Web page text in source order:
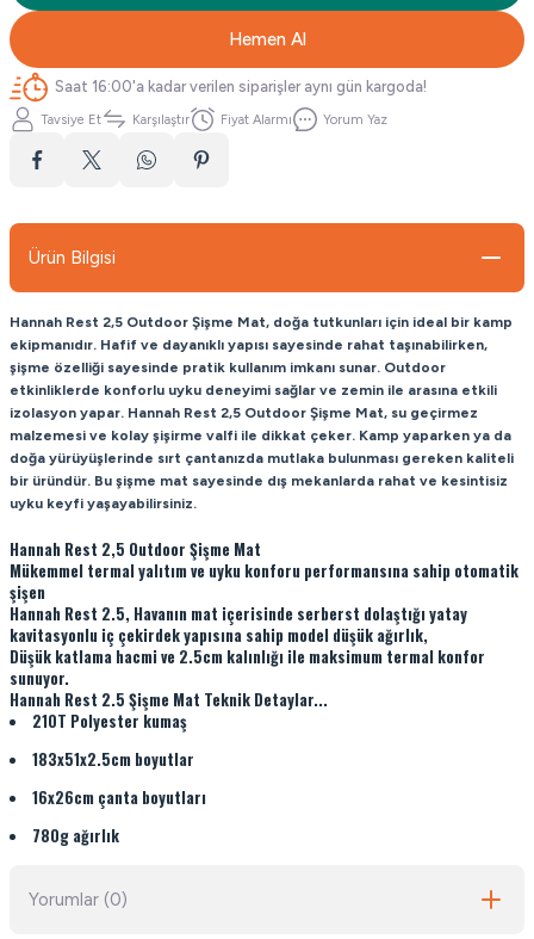
Hemen Al
Saat 16:00'a kadar verilen siparişler aynı gün kargoda!
Tavsiye Et Karşılaştır Fiyat Alarmı Yorum Yaz
Ürün Bilgisi
Hannah Rest 2,5 Outdoor Şişme Mat, doğa tutkunları için ideal bir kamp
ekipmanıdır. Hafif ve dayanıklı yapısı sayesinde rahat taşınabilirken,
şişme özelliği sayesinde pratik kullanım imkanı sunar. Outdoor
etkinliklerde konforlu uyku deneyimi sağlar ve zemin ile arasına etkili
izolasyon yapar. Hannah Rest 2,5 Outdoor Şişme Mat, su geçirmez
malzemesi ve kolay şişirme valfi ile dikkat çeker. Kamp yaparken ya da
doğa yürüyüşlerinde sırt çantanızda mutlaka bulunması gereken kaliteli
bir üründür. Bu şişme mat sayesinde dış mekanlarda rahat ve kesintisiz
uyku keyfi yaşayabilirsiniz.
Hannah Rest 2,5 Outdoor Şişme Mat
Mükemmel termal yalıtım ve uyku konforu performansına sahip otomatik
şişen
Hannah Rest 2.5, Havanın mat içerisinde serberst dolaştığı yatay
kavitasyonlu iç çekirdek yapısına sahip model düşük ağırlık,
Düşük katlama hacmi ve 2.5cm kalınlığı ile maksimum termal konfor
sunuyor.
Hannah Rest 2.5 Şişme Mat Teknik Detaylar...
210T Polyester kumaş
183x51x2.5cm boyutlar
16x26cm çanta boyutları
780g ağırlık
Yorumlar (0)